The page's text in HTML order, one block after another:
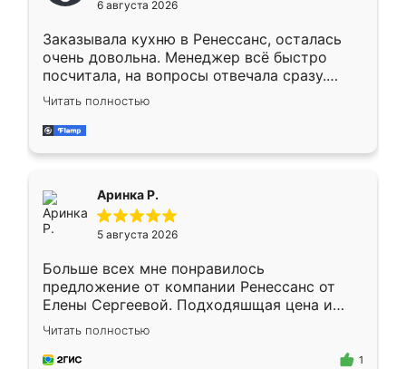
мебели буду заказывать только здесь.
6 августа 2026
Заказывала кухню в Ренессанс, осталась
очень довольна. Менеджер всё быстро
посчитала, на вопросы отвечала сразу.
Замерщик приехал в субботу, подошёл к
делу со всей ответственностью. Собрали
за день, ребята работали аккуратно, даже
Читать полностью
Аринка Р.
5 августа 2026
Больше всех мне понравилось
предложение от компании Ренессанс от
Елены Сергеевой. Подходяшщая цена и
короткие сроки изготовления. Приехавший
для замера сотрудник Владислав
предложил по моему эскизу самый
Читать полностью
1